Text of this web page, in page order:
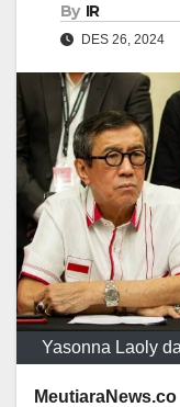
By IR
DES 26, 2024
Yasonna Laoly
MeutiaraNews.co